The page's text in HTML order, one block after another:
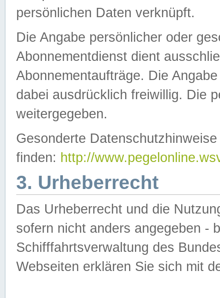
persönlichen Daten verknüpft.
Die Angabe persönlicher oder
Abonnementdienst dient
Abonnementaufträge. Die
dabei ausdrücklich freiwillig. Die
weitergegeben.
Gesonderte
finden: http://
3. Urheberrecht
Das Urheberrecht und die
sofern nicht anders angegeben -
Schifffahrtsverwaltung des
Webseiten erklären Sie sich mit